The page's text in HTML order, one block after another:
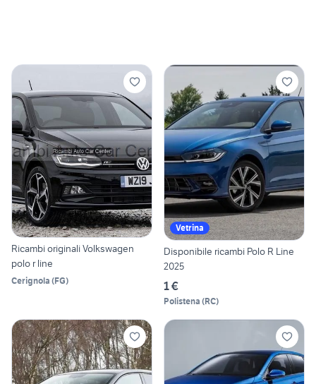
Ricambi originali Volkswagen
polo r line
Cerignola (FG)
Vetrina
Disponibile ricambi Polo R Line
2025
1 €
Polistena (RC)